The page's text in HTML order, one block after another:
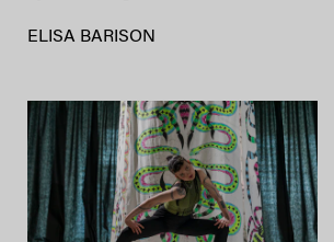
ELISA BARISON